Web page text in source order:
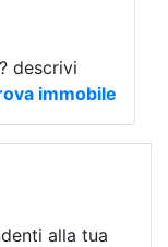
descrivi
immobile
alla tua